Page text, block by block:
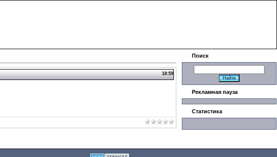
18:59
Поиск
Рекламная пауза
Статистика